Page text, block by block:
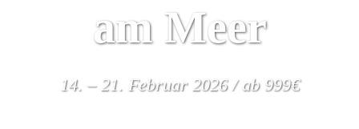
am Meer
14. – 21. Februar 2026 / ab 999€